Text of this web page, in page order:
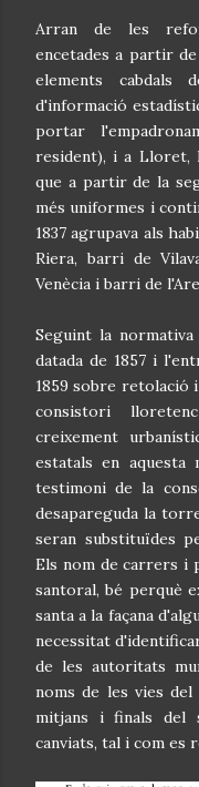
Arran de les
encetades a partir
elements cabdals
d'informació
portar
resident), i a Lloret,
que a partir de la
més uniformes i
1837 agrupava als
Riera, barri de
Venècia i barri de
Seguint la
datada de 1857 i
1859 sobre retolació
consistori
creixement
estatals en
testimoni de la
desapareguda la
seran substituïdes
Els nom de carrers i
santoral, bé perquè
santa a la façana
necessitat
de les autoritats
noms de les vies
mitjans i finals del
canviats, tal i com es